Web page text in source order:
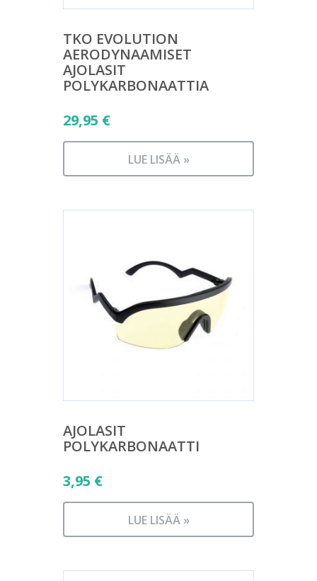
TKO EVOLUTION
AERODYNAAMISET
AJOLASIT
POLYKARBONAATTIA
29,95 €
LUE LISÄÄ »
AJOLASIT
POLYKARBONAATTI
3,95 €
LUE LISÄÄ »